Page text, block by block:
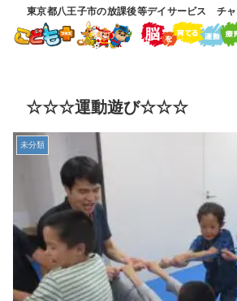
東京都八王子市の放課後等デイサービス チャ
☆☆☆運動遊び☆☆☆
未分類